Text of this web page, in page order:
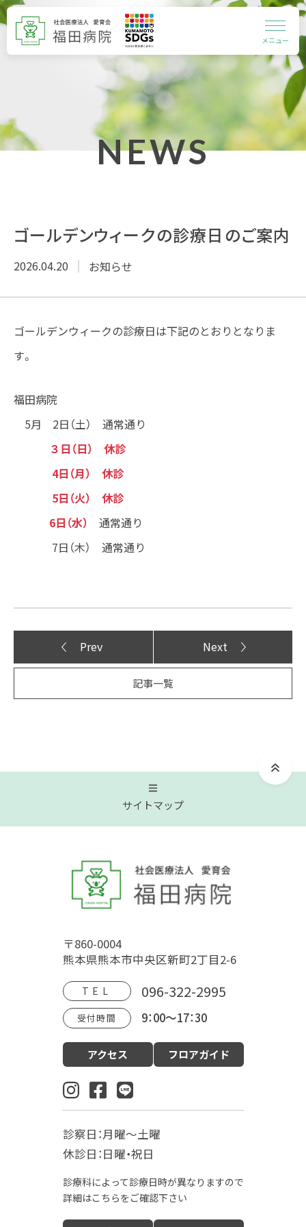
メニュー
NEWS
ゴールデンウィークの診療日のご案内
2026.04.20 お知らせ
ゴールデンウィークの診療日は下記のとおりとなりま
す。
福田病院
5月 2日（土） 通常通り
３日（日） 休診
4日（月） 休診
5日（火） 休診
6日（水） 通常通り
7日（木） 通常通り
Prev Next
記事一覧
サイトマップ
トップページ
病院概要 福田病院の歴史
HOSPITAL MOVIE
診療案内
婦人科・更年期外来
肛門外科
麻酔科
お産の入院について
お部屋について
お食事について
LDR
MFICU
新生児センター
出産の流れ 出産方法
〒860-0004
熊本県熊本市中央区新町2丁目2-6
TEL 096-322-2995
受付時間 9：00～17：30
アクセス フロアガイド
診察日：月曜～土曜
休診日：日曜・祝日
診療科によって診療日時が異なりますので
詳細はこちらをご確認下さい